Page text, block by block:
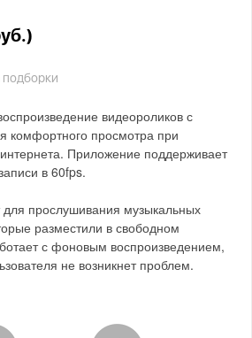
видеороликов с
комфортного просмотра при
интернета. Приложение поддерживает
в 60fps.
прослушивания музыкальных
разместили в свободном
с фоновым воспроизведением,
не возникнет проблем.